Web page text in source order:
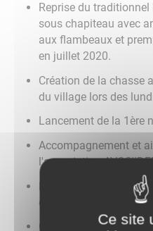
Reprise du
sous chapiteau avec
aux flambeaux et
en juillet 2020.
Création de la chasse
du village lors des
Lancement de la 1ère
Accompagnement et
l'association
Le RDV annuel du vin
d'année depuis
Convention de mise à
Ce site